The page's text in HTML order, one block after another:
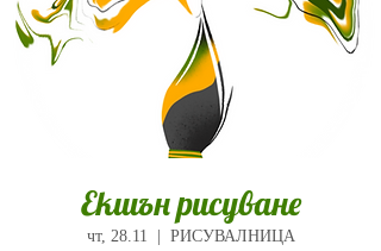
Екшън рисуване
чт, 28.11 РИСУВАЛНИЦА